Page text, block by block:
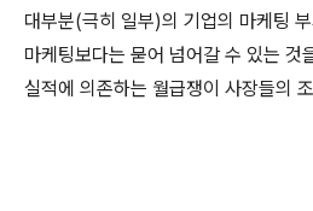
대부분(극히 일부)의 기업의 마케팅
마케팅보다는 묻어 넘어갈 수 있는 것
실적에 의존하는 월급쟁이 사장들의